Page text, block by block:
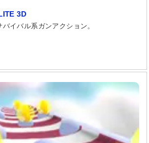
3D
イバル系ガンアクション。